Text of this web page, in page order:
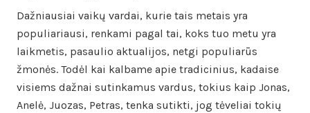
Dažniausiai vaikų vardai, kurie tais metais yra
populiariausi, renkami pagal tai, koks tuo metu yra
laikmetis, pasaulio aktualijos, netgi populiarūs
žmonės. Todėl kai kalbame apie tradicinius, kadaise
visiems dažnai sutinkamus vardus, tokius kaip Jonas,
Anelė, Juozas, Petras, tenka sutikti, jog tėveliai tokių